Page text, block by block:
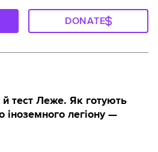
DONATE
тест Леже. Як готують
іноземного легіону —